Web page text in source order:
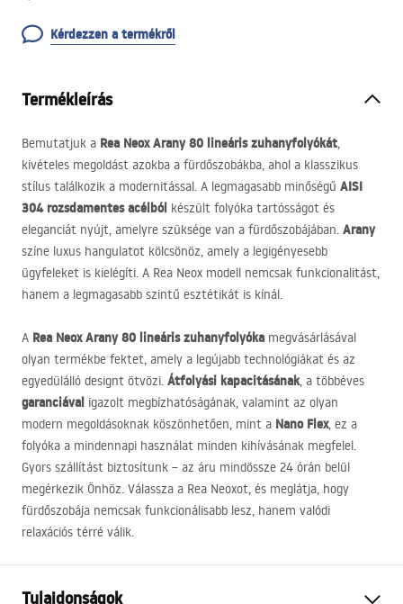
Kérdezzen a termékről
Termékleírás
Bemutatjuk a Rea Neox Arany 80 lineáris zuhanyfolyókát,
kivételes megoldást azokba a fürdőszobákba, ahol a klasszikus
stílus találkozik a modernitással. A legmagasabb minőségű AISI
304 rozsdamentes acélból készült folyóka tartósságot és
eleganciát nyújt, amelyre szüksége van a fürdőszobájában. Arany
színe luxus hangulatot kölcsönöz, amely a legigényesebb
ügyfeleket is kielégíti. A Rea Neox modell nemcsak funkcionalitást,
hanem a legmagasabb szintű esztétikát is kínál.
A Rea Neox Arany 80 lineáris zuhanyfolyóka megvásárlásával
olyan termékbe fektet, amely a legújabb technológiákat és az
egyedülálló designt ötvözi. Átfolyási kapacitásának, a többéves
garanciával igazolt megbízhatóságának, valamint az olyan
modern megoldásoknak köszönhetően, mint a Nano Flex, ez a
folyóka a mindennapi használat minden kihívásának megfelel.
Gyors szállítást biztosítunk – az áru mindössze 24 órán belül
megérkezik Önhöz. Válassza a Rea Neoxot, és meglátja, hogy
fürdőszobája nemcsak funkcionálisabb lesz, hanem valódi
relaxációs térré válik.
Tulajdonságok